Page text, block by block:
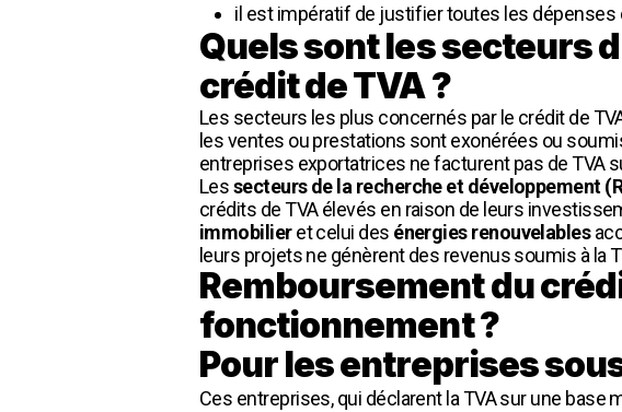
il est impératif de justifier toutes les
Quels sont les secteurs
crédit de TVA ?
Les secteurs les plus concernés par le crédit de
les ventes ou prestations sont exonérées ou
entreprises exportatrices ne facturent pas de TVA
Lessecteurs de la recherche et développement
crédits de TVA élevés en raison de leurs
immobilieret celui des énergies renouvelables
leurs projets ne génèrent des revenus soumis à la
Remboursement du
fonctionnement ?
Pour les entreprises
Ces entreprises, qui déclarent la TVA sur une base